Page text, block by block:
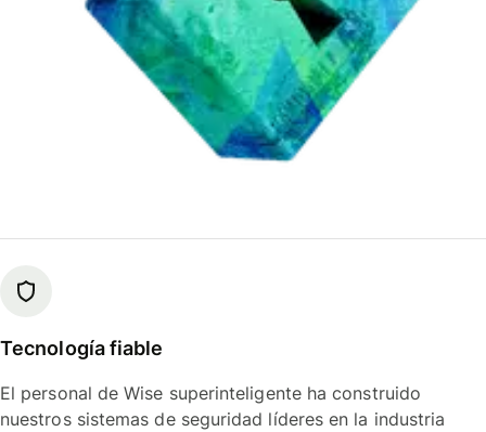
Tecnología fiable
El personal de Wise superinteligente ha construido
nuestros sistemas de seguridad líderes en la industria